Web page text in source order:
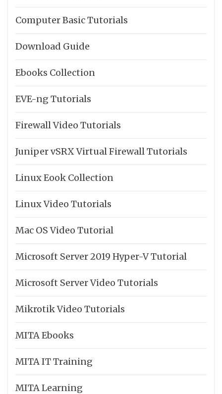
Computer Basic Tutorials
Download Guide
Ebooks Collection
EVE-ng Tutorials
Firewall Video Tutorials
Juniper vSRX Virtual Firewall Tutorials
Linux Eook Collection
Linux Video Tutorials
Mac OS Video Tutorial
Microsoft Server 2019 Hyper-V Tutorial
Microsoft Server Video Tutorials
Mikrotik Video Tutorials
MITA Ebooks
MITA IT Training
MITA Learning